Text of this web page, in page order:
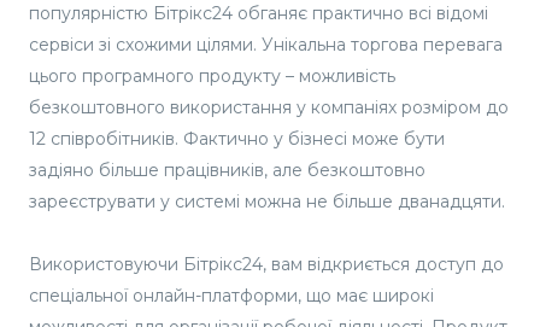
популярністю Бітрікс24 обганяє практично всі відомі
сервіси зі схожими цілями. Унікальна торгова перевага
цього програмного продукту – можливість
безкоштовного використання у компаніях розміром до
12 співробітників. Фактично у бізнесі може бути
задіяно більше працівників, але безкоштовно
зареєструвати у системі можна не більше дванадцяти.
Використовуючи Бітрікс24, вам відкриється доступ до
спеціальної онлайн-платформи, що має широкі